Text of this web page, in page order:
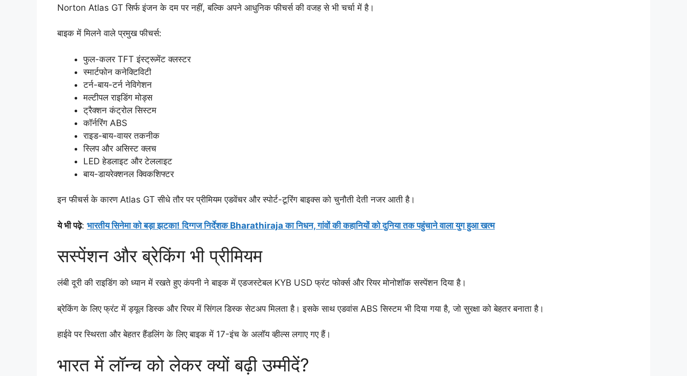
Norton Atlas GT सिर्फ इंजन के दम पर नहीं, बल्कि अपने आधुनिक फीचर्स की वजह से भी चर्चा में है।
बाइक में मिलने वाले प्रमुख फीचर्स:
फुल-कलर TFT इंस्ट्रूमेंट क्लस्टर
स्मार्टफोन कनेक्टिविटी
टर्न-बाय-टर्न नेविगेशन
मल्टीपल राइडिंग मोड्स
ट्रैक्शन कंट्रोल सिस्टम
कॉर्नरिंग ABS
राइड-बाय-वायर तकनीक
स्लिप और असिस्ट क्लच
LED हेडलाइट और टेललाइट
बाय-डायरेक्शनल क्विकशिफ्टर
इन फीचर्स के कारण Atlas GT सीधे तौर पर प्रीमियम एडवेंचर और स्पोर्ट-टूरिंग बाइक्स को चुनौती देती नजर आती है।
ये भी पढ़े: भारतीय सिनेमा को बड़ा झटका! दिग्गज निर्देशक Bharathiraja का निधन, गांवों की कहानियों को दुनिया तक पहुंचाने वाला युग हुआ खत्म
सस्पेंशन और ब्रेकिंग भी प्रीमियम
लंबी दूरी की राइडिंग को ध्यान में रखते हुए कंपनी ने बाइक में एडजस्टेबल KYB USD फ्रंट फोर्क्स और रियर मोनोशॉक सस्पेंशन दिया है।
ब्रेकिंग के लिए फ्रंट में ड्यूल डिस्क और रियर में सिंगल डिस्क सेटअप मिलता है। इसके साथ एडवांस ABS सिस्टम भी दिया गया है, जो सुरक्षा को बेहतर बनाता है।
हाईवे पर स्थिरता और बेहतर हैंडलिंग के लिए बाइक में 17-इंच के अलॉय व्हील्स लगाए गए हैं।
भारत में लॉन्च को लेकर क्यों बढ़ी उम्मीदें?